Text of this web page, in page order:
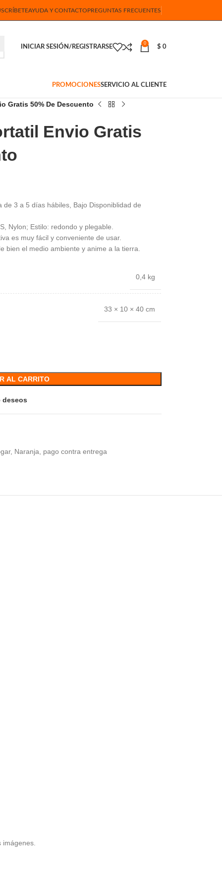
AYUDA Y CONTACTOPREGUNTAS FRECUENTES
INICIAR SESIÓN/REGISTRARSE
0
$ 0
PROMOCIONESSERVICIO AL CLIENTE
Gratis 50% De Descuento
Envio Gratis
3 a 5 días hábiles, Bajo Disponiblidad de
Nylon; Estilo: redondo y plegable.
es muy fácil y conveniente de usar.
bien el medio ambiente y anime a la tierra.
0,4 kg
33 × 10 × 40 cm
AL CARRITO
deseos
, Naranja pago contra entrega